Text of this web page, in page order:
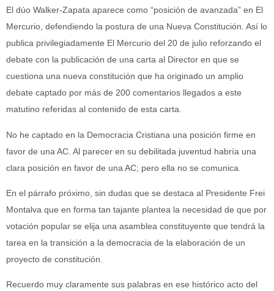
El dúo Walker-Zapata aparece como “posición de avanzada” en El
Mercurio, defendiendo la postura de una Nueva Constitución. Así lo
publica privilegiadamente El Mercurio del 20 de julio reforzando el
debate con la publicación de una carta al Director en que se
cuestiona una nueva constitución que ha originado un amplio
debate captado por más de 200 comentarios llegados a este
matutino referidas al contenido de esta carta.
No he captado en la Democracia Cristiana una posición firme en
favor de una AC. Al parecer en su debilitada juventud habría una
clara posición en favor de una AC; pero ella no se comunica.
En el párrafo próximo, sin dudas que se destaca al Presidente Frei
Montalva que en forma tan tajante plantea la necesidad de que por
votación popular se elija una asamblea constituyente que tendrá la
tarea en la transición a la democracia de la elaboración de un
proyecto de constitución.
Recuerdo muy claramente sus palabras en ese histórico acto del